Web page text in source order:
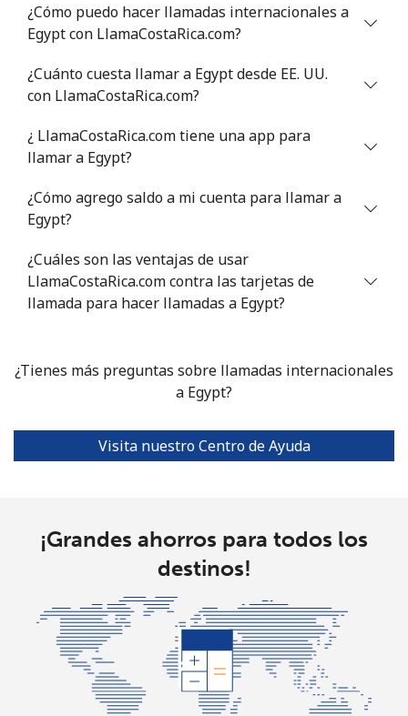
Estonia
Línea fija ⁦1.5¢⁩
Celular ⁦12¢⁩
Eswatini
Línea fija
Celular ⁦27.9¢⁩
17 min por
Ethiopia
Línea fija ⁦42.9¢⁩
11 min por
⁦$5⁩
-
¿Cómo puedo hacer llamadas internacionales a
Egypt con LlamaCostaRica.com?
¿Cuánto cuesta llamar a Egypt desde EE. UU.
con LlamaCostaRica.com?
¿ LlamaCostaRica.com tiene una app para
llamar a Egypt?
¿Cómo agrego saldo a mi cuenta para llamar a
Egypt?
¿Cuáles son las ventajas de usar
LlamaCostaRica.com contra las tarjetas de
llamada para hacer llamadas a Egypt?
¿Tienes más preguntas sobre llamadas internacionales
a Egypt?
Visita nuestro Centro de Ayuda
¡Grandes ahorros para todos los
destinos!